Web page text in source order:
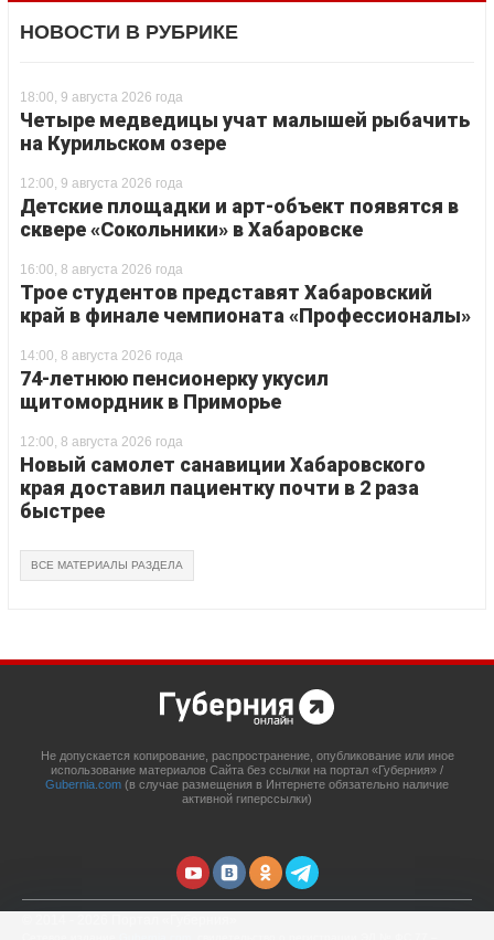
НОВОСТИ В РУБРИКЕ
18:00, 9 августа 2026 года
Четыре медведицы учат малышей рыбачить
на Курильском озере
12:00, 9 августа 2026 года
Детские площадки и арт-объект появятся в
сквере «Сокольники» в Хабаровске
16:00, 8 августа 2026 года
Трое студентов представят Хабаровский
край в финале чемпионата «Профессионалы»
14:00, 8 августа 2026 года
74-летнюю пенсионерку укусил
щитомордник в Приморье
12:00, 8 августа 2026 года
Новый самолет санавиции Хабаровского
края доставил пациентку почти в 2 раза
быстрее
ВСЕ МАТЕРИАЛЫ РАЗДЕЛА
Не допускается копирование, распространение, опубликование или иное
использование материалов Сайта без ссылки на портал «Губерния» /
Gubernia.com (в случае размещения в Интернете обязательно наличие
активной гиперссылки)